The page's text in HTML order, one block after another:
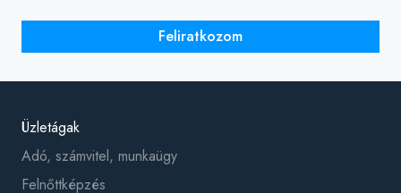
Feliratkozom
Üzletágak
Adó, számvitel, munkaügy
Felnőttképzés